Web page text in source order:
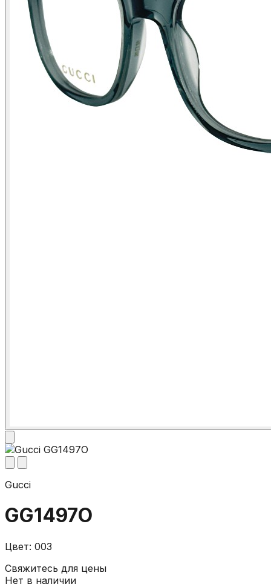
Gucci
GG1497O
Цвет: 003
Свяжитесь для цены
Нет в наличии